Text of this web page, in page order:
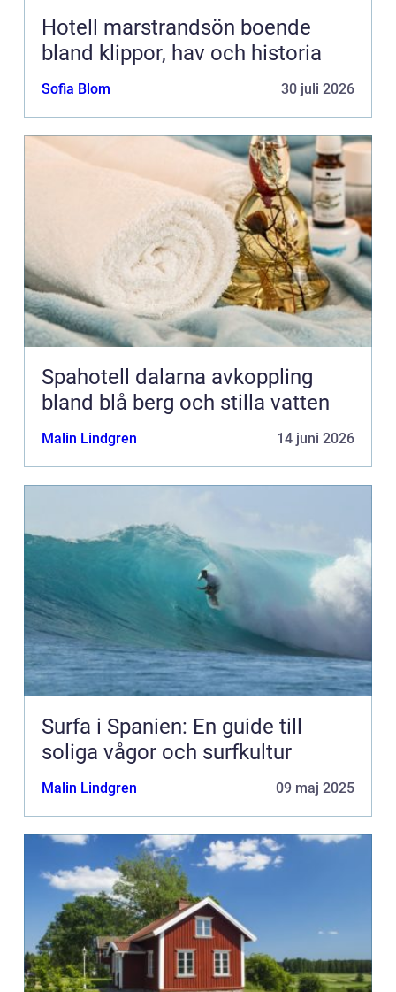
Hotell marstrandsön boende
bland klippor, hav och historia
Sofia Blom 30 juli 2026
Spahotell dalarna avkoppling
bland blå berg och stilla vatten
Malin Lindgren 14 juni 2026
Surfa i Spanien: En guide till
soliga vågor och surfkultur
Malin Lindgren 09 maj 2025